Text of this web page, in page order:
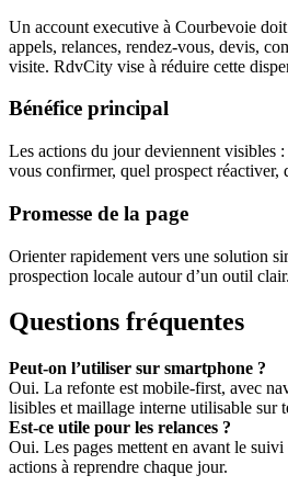
Un account executive à Courbevoie
appels, relances, rendez-vous, devis,
visite. RdvCity vise à réduire cette
Bénéfice principal
Les actions du jour deviennent visibles
vous confirmer, quel prospect réactiver,
Promesse de la page
Orienter rapidement vers une solution
prospection locale autour d’un outil clair.
Questions fréquentes
Peut-on l’utiliser sur smartphone ?
Oui. La refonte est mobile-first, avec
lisibles et maillage interne utilisable sur
Est-ce utile pour les relances ?
Oui. Les pages mettent en avant le suivi
actions à reprendre chaque jour.